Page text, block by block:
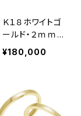
Ｋ１８ホワイトゴ
ールド・２ｍｍ
幅・平打ちリング
¥180,000